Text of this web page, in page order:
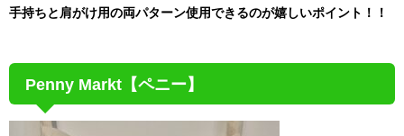
手持ちと肩がけ用の両パターン使用できるのが嬉しいポイント！！
Penny Markt【ペニー】